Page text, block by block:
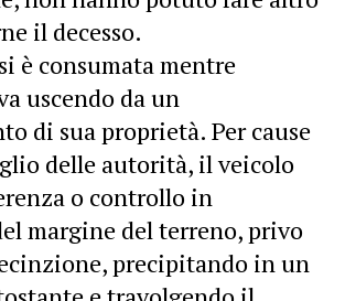
il decesso.
è consumata mentre
uscendo da un
di sua proprietà. Per cause
delle autorità, il veicolo
o controllo in
margine del terreno, privo
precipitando in un